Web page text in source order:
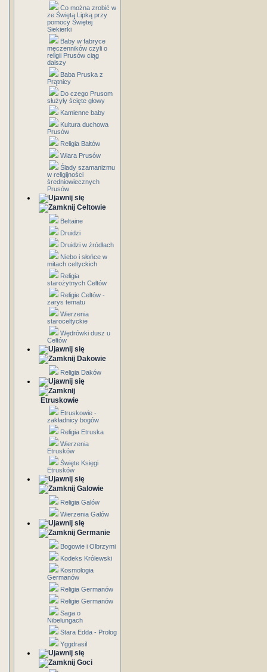
Co można zrobić w
ze Świętą Lipką przy
pomocy Świętej
Siekierki
Baby w fabryce
męczenników czyli o
religii Prusów ciąg
dalszy
Baba Pruska z
Prątnicy
Do czego Prusom
służyły ścięte głowy
Kamienne baby
Kultura duchowa
Prusów
Religia Bałtów
Wiara Prusów
Ślady szamanizmu
w religijności
średniowiecznych
Prusów
Celtowie
Beltaine
Druidzi
Druidzi w źródłach
Niebo i słońce w
mitach celtyckich
Religia
starożytnych Celtów
Religie Celtów -
zarys tematu
Wierzenia
staroceltyckie
Wędrówki dusz u
Celtów
Dakowie
Religia Daków
Etruskowie
Etruskowie -
zakładnicy bogów
Religia Etruska
Wierzenia
Etrusków
Święte Księgi
Etrusków
Galowie
Religia Galów
Wierzenia Galów
Germanie
Bogowie i Olbrzymi
Kodeks Królewski
Kosmologia
Germanów
Religia Germanów
Religie Germanów
Saga o
Nibelungach
Stara Edda - Prolog
Yggdrasil
Goci